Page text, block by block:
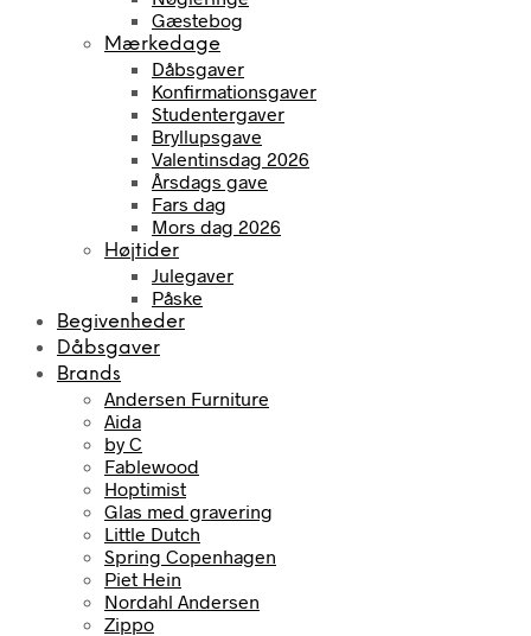
Gæstebog
Mærkedage
Dåbsgaver
Konfirmationsgaver
Studentergaver
Bryllupsgave
Valentinsdag 2026
Årsdags gave
Fars dag
Mors dag 2026
Højtider
Julegaver
Påske
Begivenheder
Dåbsgaver
Brands
Andersen Furniture
Aida
by C
Fablewood
Hoptimist
Glas med gravering
Little Dutch
Spring Copenhagen
Piet Hein
Nordahl Andersen
Zippo